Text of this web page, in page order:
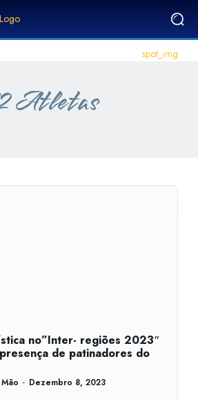
Atletas
no”Inter- regiões 2023″
de patinadores do
- Dezembro 8, 2023